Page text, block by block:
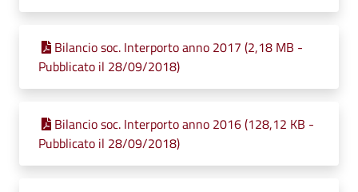
Bilancio soc. Interporto anno 2017 (2,18 MB -
Pubblicato il 28/09/2018)
Bilancio soc. Interporto anno 2016 (128,12 KB -
Pubblicato il 28/09/2018)